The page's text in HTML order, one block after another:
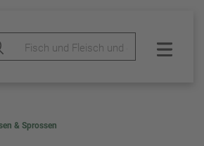
& Sprossen